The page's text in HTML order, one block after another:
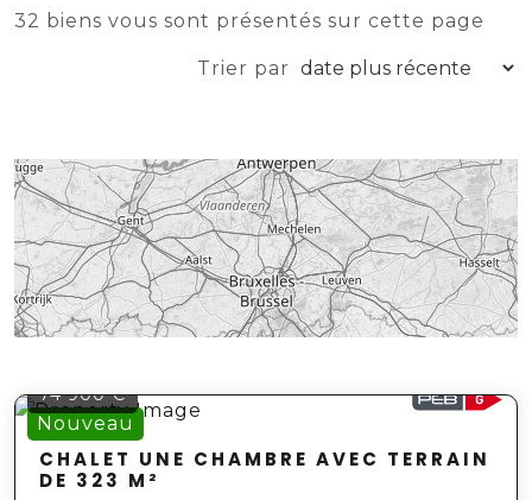
32 biens vous sont présentés sur cette page
Trier par
Nouveau
74 900 €
CHALET UNE CHAMBRE AVEC TERRAIN
DE 323 M²